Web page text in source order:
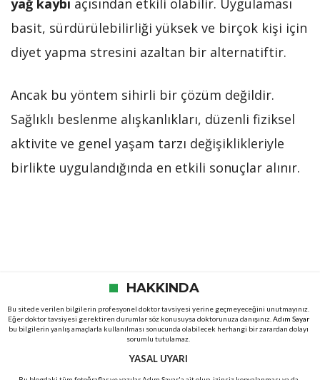
basit, sürdürülebilirliği yüksek ve birçok kişi için
diyet yapma stresini azaltan bir alternatiftir.
Ancak bu yöntem sihirli bir çözüm değildir.
Sağlıklı beslenme alışkanlıkları, düzenli fiziksel
aktivite ve genel yaşam tarzı değişiklikleriyle
birlikte uygulandığında en etkili sonuçlar alınır.
HAKKINDA
Bu sitede verilen bilgilerin profesyonel doktor tavsiyesi yerine geçmeyeceğini unutmayınız.
Eğer doktor tavsiyesi gerektiren durumlar söz konusuysa doktorunuza danışınız. Adım Sayar
bu bilgilerin yanlış amaçlarla kullanılması sonucunda olabilecek herhangi bir zarardan dolayı
sorumlu tutulamaz.
YASAL UYARI